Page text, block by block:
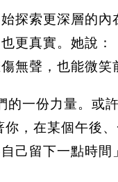
探索更深層的內
更真實。她說：
無聲，也能微笑
一份力量。或
，在某個午後
己留下一點時間